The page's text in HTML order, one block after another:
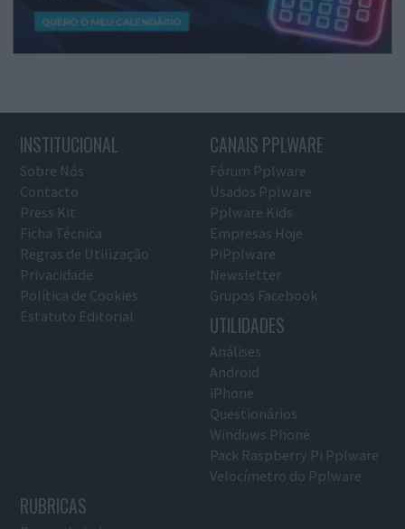
INSTITUCIONAL
Sobre Nós
Contacto
Press Kit
Ficha Técnica
Regras de Utilização
Privacidade
Política de Cookies
Estatuto Editorial
CANAIS PPLWARE
Fórum Pplware
Usados Pplware
Pplware Kids
Empresas Hoje
PiPplware
Newsletter
Grupos Facebook
UTILIDADES
Análises
Android
iPhone
Questionários
Windows Phone
Pack Raspberry Pi Pplware
Velocímetro do Pplware
RUBRICAS